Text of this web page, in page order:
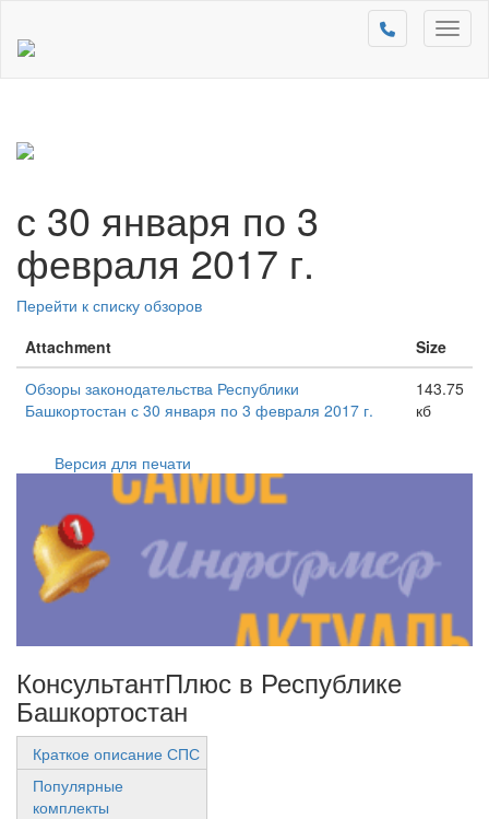
с 30 января по 3
февраля 2017 г.
Перейти к списку обзоров
Attachment
Size
Обзоры законодательства Республики
Башкортостан с 30 января по 3 февраля 2017 г.
143.75
кб
Версия для печати
КонсультантПлюс в Республике
Башкортостан
Краткое описание СПС
Популярные
комплекты